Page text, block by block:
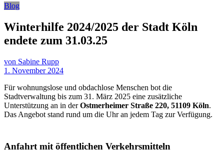
Blog
Winterhilfe 2024/2025 der Stadt Köln
endete zum 31.03.25
von Sabine Rupp
1. November 2024
Für wohnungslose und obdachlose Menschen bot die
Stadtverwaltung bis zum 31. März 2025 eine zusätzliche
Unterstützung an in derOstmerheimer Straße 220, 51109 Köln.
Das Angebot stand rund um die Uhr an jedem Tag zur Verfügung.
Anfahrt mit öffentlichen Verkehrsmitteln